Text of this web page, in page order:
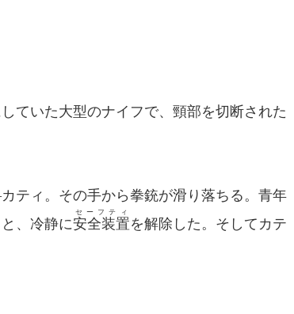
ていた大型のナイフで、頸部を切断された
ィ。その手から拳銃が滑り落ちる。青年
、冷静に安全装置
セーフティ
を解除した。そしてカテ